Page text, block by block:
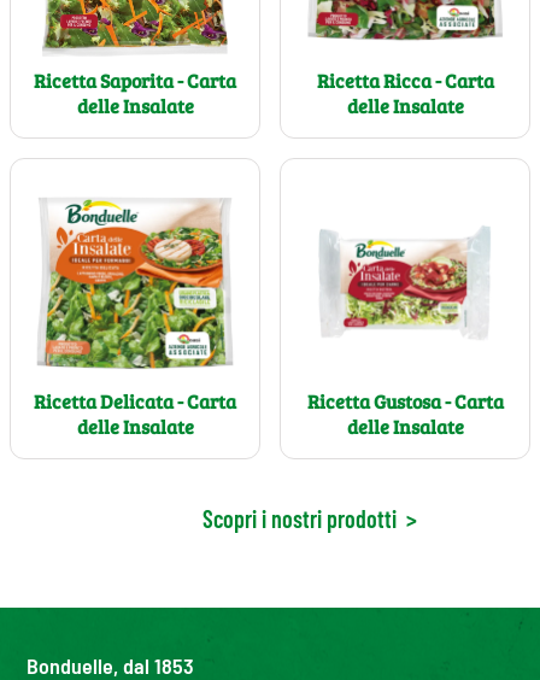
Ricetta Saporita - Carta
delle Insalate
Ricetta Ricca - Carta
delle Insalate
Ricetta Delicata - Carta
delle Insalate
Ricetta Gustosa - Carta
delle Insalate
Scopri i nostri prodotti >
Bonduelle, dal 1853